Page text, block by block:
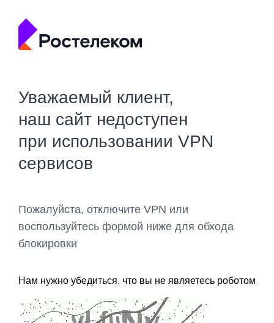
Уважаемый клиент,
наш сайт недоступен
при использовании VPN
сервисов
Пожалуйста, отключите VPN или
воспользуйтесь формой ниже для обхода
блокировки
Нам нужно убедиться, что вы не являетесь роботом